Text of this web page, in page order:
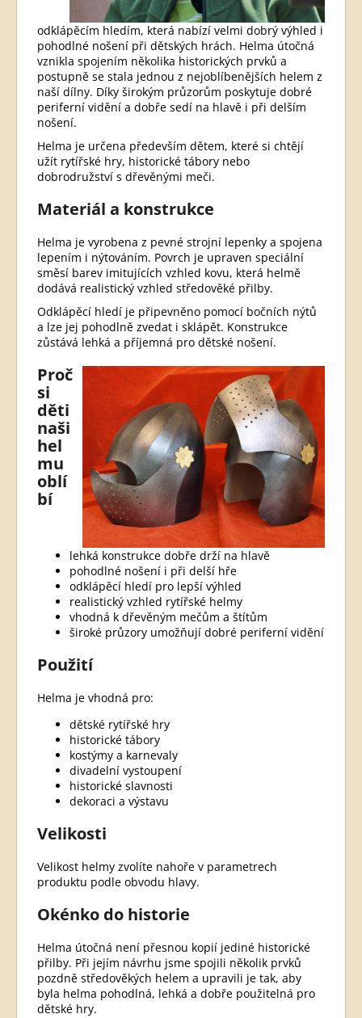
odklápěcím hledím, která nabízí velmi dobrý výhled i
pohodlné nošení při dětských hrách. Helma útočná
vznikla spojením několika historických prvků a
postupně se stala jednou z nejoblíbenějších helem z
naší dílny. Díky širokým průzorům poskytuje dobré
periferní vidění a dobře sedí na hlavě i při delším
nošení.
Helma je určena především dětem, které si chtějí
užít rytířské hry, historické tábory nebo
dobrodružství s dřevěnými meči.
Materiál a konstrukce
Helma je vyrobena z pevné strojní lepenky a spojena
lepením i nýtováním. Povrch je upraven speciální
směsí barev imitujících vzhled kovu, která helmě
dodává realistický vzhled středověké přilby.
Odklápěcí hledí je připevněno pomocí bočních nýtů
a lze jej pohodlně zvedat i sklápět. Konstrukce
zůstává lehká a příjemná pro dětské nošení.
Proč
si
děti
naši
hel
mu
oblí
bí
lehká konstrukce dobře drží na hlavě
pohodlné nošení i při delší hře
odklápěcí hledí pro lepší výhled
realistický vzhled rytířské helmy
vhodná k dřevěným mečům a štítům
široké průzory umožňují dobré periferní vidění
Použití
Helma je vhodná pro:
dětské rytířské hry
historické tábory
kostýmy a karnevaly
divadelní vystoupení
historické slavnosti
dekoraci a výstavu
Velikosti
Velikost helmy zvolíte nahoře v parametrech
produktu podle obvodu hlavy.
Okénko do historie
Helma útočná není přesnou kopií jediné historické
přilby. Při jejím návrhu jsme spojili několik prvků
pozdně středověkých helem a upravili je tak, aby
byla helma pohodlná, lehká a dobře použitelná pro
dětské hry.